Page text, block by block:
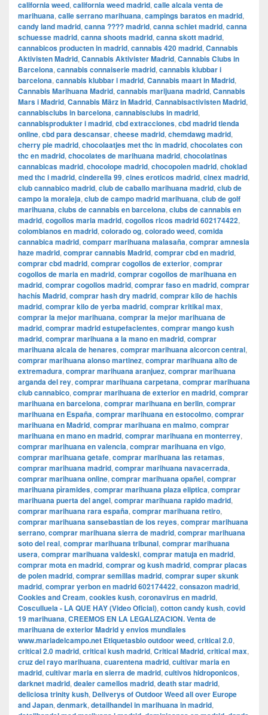
california weed, california weed madrid, calle alcala venta de
marihuana, calle serrano marihuana, campings baratos en madrid,
candy land madrid, canna ???? madrid, canna schiet madrid, canna
schuesse madrid, canna shoots madrid, canna skott madrid,
cannabicos producten in madrid, cannabis 420 madrid, Cannabis
Aktivisten Madrid, Cannabis Aktivister Madrid, Cannabis Clubs in
Barcelona, cannabis connaiserie madrid, cannabis klubbar i
barcelona, cannabis klubbar i madrid, Cannabis maart in Madrid,
Cannabis Marihuana Madrid, cannabis marijuana madrid, Cannabis
Mars i Madrid, Cannabis März in Madrid, Cannabisactivisten Madrid,
cannabisclubs in barcelona, cannabisclubs in madrid,
cannabisprodukter i madrid, cbd extracciones, cbd madrid tienda
online, cbd para descansar, cheese madrid, chemdawg madrid,
cherry pie madrid, chocolaatjes met thc in madrid, chocolates con
thc en madrid, chocolates de marihuana madrid, chocolatinas
cannabicas madrid, chocolope madrid, chocopolen madrid, choklad
med thc i madrid, cinderella 99, cines eroticos madrid, cinex madrid,
club cannabico madrid, club de caballo marihuana madrid, club de
campo la moraleja, club de campo madrid marihuana, club de golf
marihuana, clubs de cannabis en barcelona, clubs de cannabis en
madrid, cogollos maria madrid, cogollos ricos madrid 602174422,
colombianos en madrid, colorado og, colorado weed, comida
cannabica madrid, comparr marihuana malasaña, comprar amnesia
haze madrid, comprar cannabis Madrid, comprar cbd en madrid,
comprar cbd madrid, comprar cogollos de exterior, comprar
cogollos de maria en madrid, comprar cogollos de marihuana en
madrid, comprar cogollos madrid, comprar faso en madrid, comprar
hachís Madrid, comprar hash dry madrid, comprar kilo de hachis
madrid, comprar kilo de yerba madrid, comprar kritikal max,
comprar la mejor marihuana, comprar la mejor marihuana de
madrid, comprar madrid estupefacientes, comprar mango kush
madrid, comprar marihuana a la mano en madrid, comprar
marihuana alcala de henares, comprar marihuana alcorcon central,
comprar marihuana alonso martinez, comprar marihuana alto de
extremadura, comprar marihuana aranjuez, comprar marihuana
arganda del rey, comprar marihuana carpetana, comprar marihuana
club cannabico, comprar marihuana de exterior en madrid, comprar
marihuana en barcelona, comprar marihuana en berlin, comprar
marihuana en España, comprar marihuana en estocolmo, comprar
marihuana en Madrid, comprar marihuana en malmo, comprar
marihuana en mano en madrid, comprar marihuana en monterrey,
comprar marihuana en valencia, comprar marihuana en vigo,
comprar marihuana getafe, comprar marihuana las retamas,
comprar marihuana madrid, comprar marihuana navacerrada,
comprar marihuana online, comprar marihuana opañel, comprar
marihuana pìramides, comprar marihuana plaza eliptica, comprar
marihuana puerta del angel, comprar marihuana rapido madrid,
comprar marihuana rara españa, comprar marihuana retiro,
comprar marihuana sansebastian de los reyes, comprar marihuana
serrano, comprar marihuana sierra de madrid, comprar marihuana
soto del real, comprar marihuana tribunal, comprar marihuana
usera, comprar marihuana valdeski, comprar matuja en madrid,
comprar mota en madrid, comprar og kush madrid, comprar placas
de polen madrid, comprar semillas madrid, comprar super skunk
madrid, comprar yerbon en madrid 602174422, consazon madrid,
Cookies and Cream, cookies kush, coronavirus en madrid,
Cosculluela - LA QUE HAY (Video Oficial), cotton candy kush, covid
19 marihuana, CREEMOS EN LA LEGALIZACION. Venta de
marihuana de exterior Madrid y envios mundiales
www.mariadelcampo.net Etiquetasbio outdoor weed, critical 2.0,
critical 2.0 madrid, critical kush madrid, Critical Madrid, critical max,
cruz del rayo marihuana, cuarentena madrid, cultivar maria en
madrid, cultivar maria en sierra de madrid, cultivos hidroponicos,
darknet madrid, dealer camellos madrid, death star madrid,
deliciosa trinity kush, Deliverys of Outdoor Weed all over Europe
and Japan, denmark, detailhandel in marihuana in madrid,